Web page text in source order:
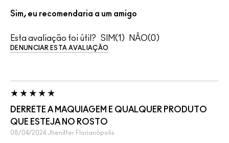
Sim, eu recomendaria a um amigo
Esta avaliação foi útil? 1 0
DENUNCIAR ESTA AVALIAÇÃO
DERRETE A MAQUIAGEM E QUALQUER PRODUTO
QUE ESTEJA NO ROSTO
08/04/2024 Jheniffer Florianópolis